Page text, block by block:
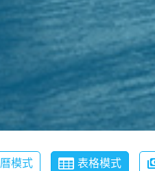
模式 表格模式